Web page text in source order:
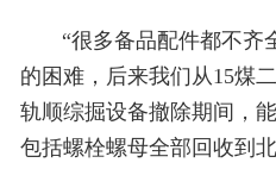
“很多备品配件都不齐
的困难，后来我们从15煤
轨顺综掘设备撤除期间，
包括螺栓螺母全部回收到